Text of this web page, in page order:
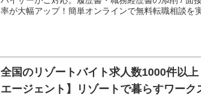
率が大幅アップ！簡単オンラインで無料転職相談を
全国のリゾートバイト求人数1000件以
エージェント】リゾートで暮らすワーク